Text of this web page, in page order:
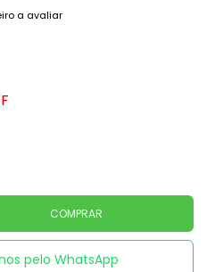
a avaliar
pelo WhatsApp